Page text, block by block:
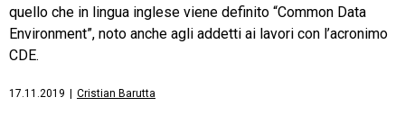
quello che in lingua inglese viene definito “Common Data
Environment”, noto anche agli addetti ai lavori con l’acronimo
CDE.
17.11.2019 Cristian Barutta